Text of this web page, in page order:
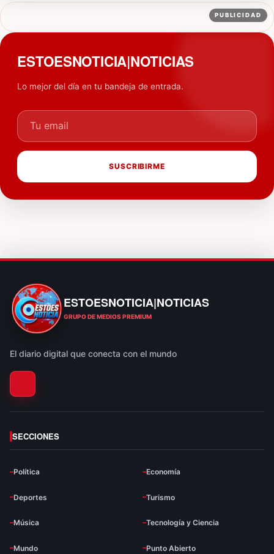
PUBLICIDAD
ESTOESNOTICIA|NOTICIAS
Lo mejor del día en tu bandeja de entrada.
Tu email
SUSCRIBIRME
ESTOESNOTICIA|NOTICIAS
ESTOESNOTICIA|NOTICIAS
GRUPO DE MEDIOS PREMIUM
El diario digital que conecta con el mundo
SECCIONES
Política Economía
Deportes Turismo
Música Tecnología y Ciencia
Mundo Punto Abierto